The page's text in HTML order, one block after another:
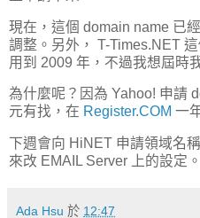
現在，這個 domain name 已
調整。另外， T-Times.NET
用到 2009 年，不過我想屆時
為什麼呢？因為 Yahoo! 申請
元有找，在 Register.COM 一
下週會向 HiNET 申請領域名
來改 EMAIL Server 上的設定。
Ada Hsu 於 12:47